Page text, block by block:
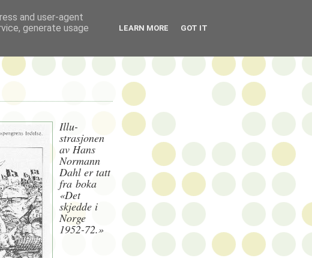
Illu-
strasjonen
av Hans
Normann
Dahl er tatt
fra boka
«Det
skjedde i
Norge
1952-72.»
and user-agent
generate usage
LEARN MORE GOT IT